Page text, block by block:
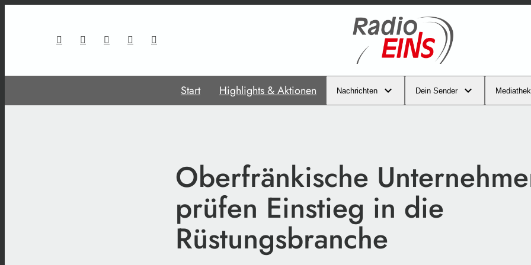
Start Highlights & Aktionen Nachrichten Dein Sender Mediathek
Oberfränkische
prüfen Einstieg in die
Rüstungsbranche